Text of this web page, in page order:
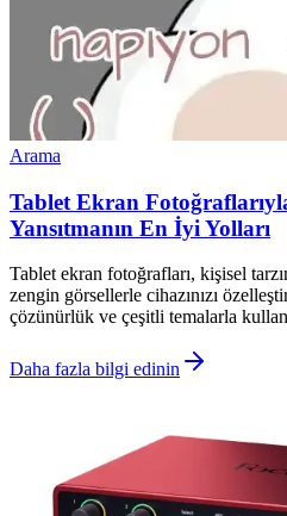
Arama
Tablet Ekran Fotoğraflarıyla
Yansıtmanın En İyi Yolları
Tablet ekran fotoğrafları, kişisel
zengin görsellerle cihazınızı
çözünürlük ve çeşitli temalarla
Daha fazla bilgi edinin